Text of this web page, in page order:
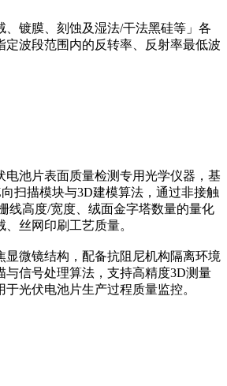
、镀膜、刻蚀及湿法/干法黑硅等」各
定波段范围内的反转率、反射率最低波
电池片表面质量检测专用光学仪器，基
扫描模块与3D建模算法，通过非接触
线高度/宽度、绒面金字塔数量的量化
丝网印刷工艺质量。
显微镜结构，配备抗阻尼机构隔离环境
与信号处理算法，支持高精度3D测量
光伏电池片生产过程质量监控。